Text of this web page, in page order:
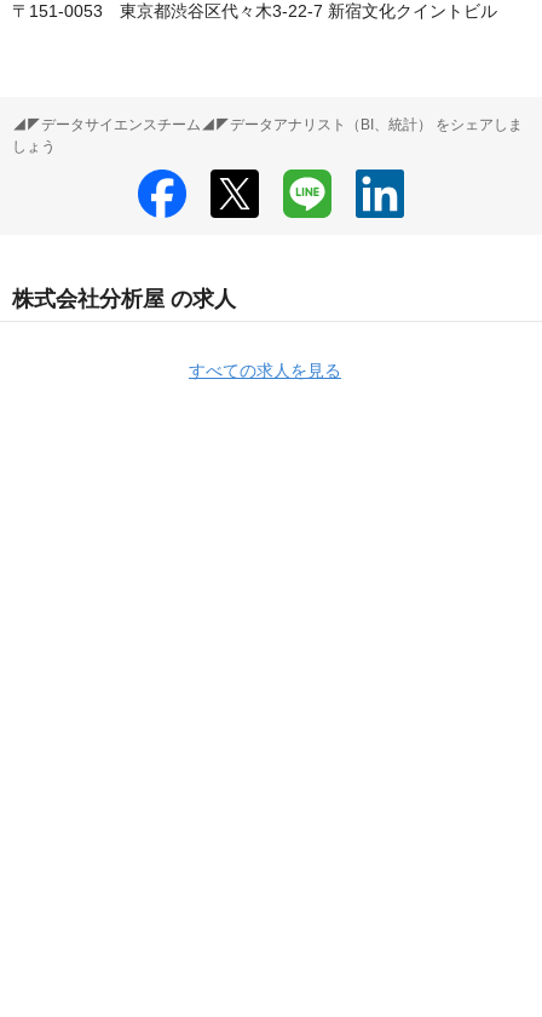
〒151-0053　東京都渋谷区代々木3-22-7 新宿文化クイントビル
◢◤データサイエンスチーム◢◤データアナリスト（BI、統計） をシェアしま
しょう
株式会社分析屋 の求人
すべての求人を見る